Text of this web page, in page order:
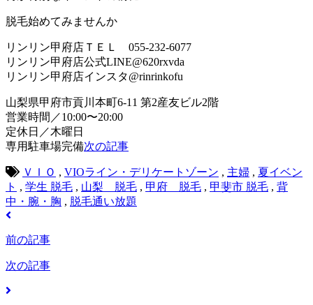
脱毛始めてみませんか
リンリン甲府店ＴＥＬ 055-232-6077
リンリン甲府店公式LINE@620rxvda
リンリン甲府店インスタ@rinrinkofu
山梨県甲府市貢川本町6-11 第2産友ビル2階
営業時間／10:00〜20:00
定休日／木曜日
専用駐車場完備次の記事
ＶＩＯ , VIOライン・デリケートゾーン , 主婦 , 夏イベン
ト , 学生 脱毛 , 山梨 脱毛 , 甲府 脱毛 , 甲斐市 脱毛 , 背
中・腕・胸 , 脱毛通い放題
前の記事
次の記事